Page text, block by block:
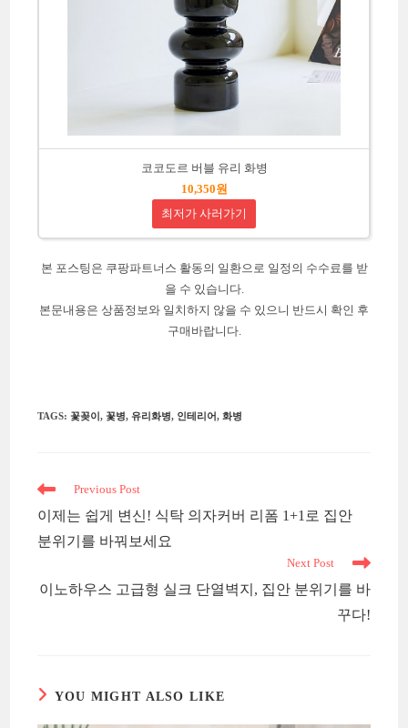
코코도르 버블 유리 화병
10,350원
최저가 사러가기
본 포스팅은 쿠팡파트너스 활동의 일환으로 일정의 수수료를 받
을 수 있습니다.
본문내용은 상품정보와 일치하지 않을 수 있으니 반드시 확인 후
구매바랍니다.
TAGS:꽃꽂이, 꽃병, 유리화병, 인테리어, 화병
Read
articles
Previous Post
이제는 쉽게 변신! 식탁 의자커버 리폼 1+1로 집안
분위기를 바꿔보세요
Next Post
이노하우스 고급형 실크 단열벽지, 집안 분위기를 바
꾸다!
YOU MIGHT ALSO LIKE